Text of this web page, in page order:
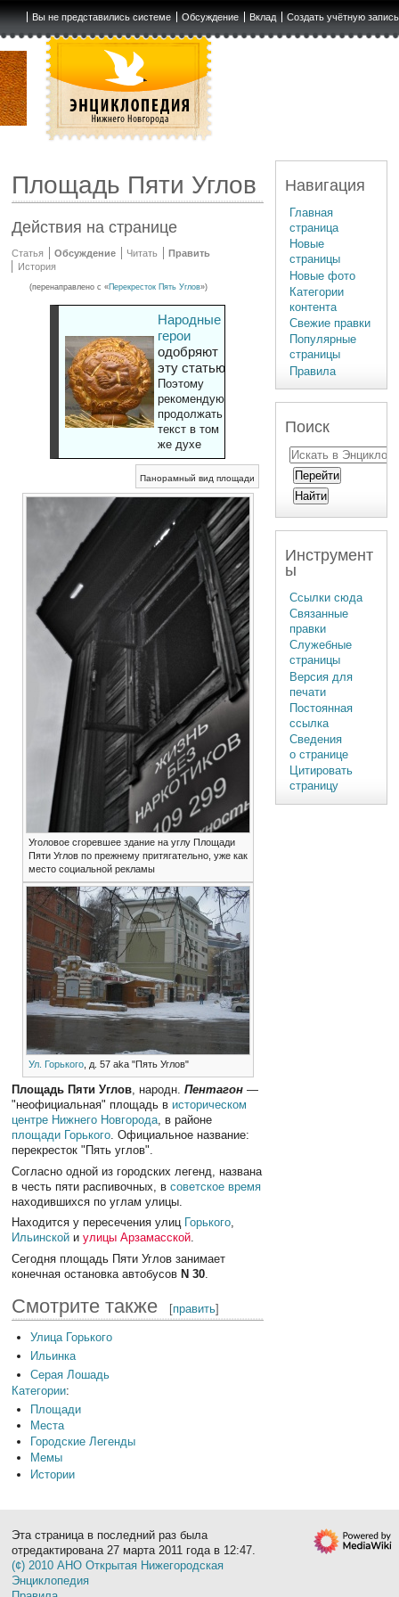
Вы не представились системе Обсуждение Вклад Создать учётную запись
Площадь Пяти Углов
Действия на странице
Статья Обсуждение Читать
Править
История
(перенаправлено с «Перекресток Пять Углов»)
Народные
герои
одобряют
эту статью
Поэтому
рекомендуют
продолжать
текст в том
же духе
Панорамный вид площади
Уголовое сгоревшее здание на углу Площади
Пяти Углов по прежнему притягательно, уже как
место социальной рекламы
Ул. Горького, д. 57 aka "Пять Углов"
Площадь Пяти Углов, народн.Пентагон —
"неофициальная" площадь в историческом
центре Нижнего Новгорода, в районе
площади Горького. Официальное название:
перекресток "Пять углов".
Согласно одной из городских легенд, названа
в честь пяти распивочных, всоветское время
находившихся по углам улицы.
Находится у пересечения улиц Горького,
Ильинской иулицы Арзамасской.
Сегодня площадь Пяти Углов занимает
конечная остановка автобусовN 30
Смотрите также [править]
Улица Горького
Ильинка
Серая Лошадь
Категории:
Площади
Места
Городские Легенды
Мемы
Истории
Навигация
Главная
страница
Новые
страницы
Новые фото
Категории
контента
Свежие правки
Популярные
страницы
Правила
Поиск
Инструмент
ы
Ссылки сюда
Связанные
правки
Служебные
страницы
Версия для
печати
Постоянная
ссылка
Сведения
о странице
Цитировать
страницу
Эта страница в последний раз была
отредактирована 27 марта 2011 года в 12:47.
(¢) 2010 АНО Открытая Нижегородская
Энциклопедия